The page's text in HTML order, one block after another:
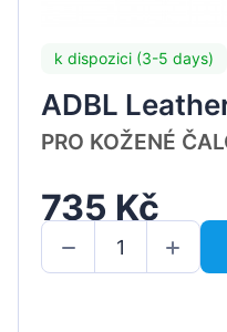
k dispozici (3-5 days)
ADBL
PRO KOŽENÉ
735 Kč